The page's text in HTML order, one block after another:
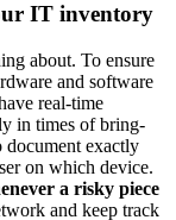
IT inventory
about. To ensure
and software
real-time
in times of bring-
exactly
on which device.
a risky piece
and keep track